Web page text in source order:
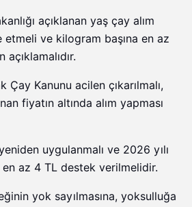
açıklanan yaş çay alım
etmeli ve kilogram başına en az
Kanunu acilen çıkarılmalı,
fiyatın altında alım yapması
uygulanmalı ve 2026 yılı
en az 4 TL destek verilmelidir.
yok sayılmasına, yoksulluğa